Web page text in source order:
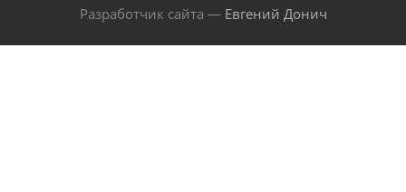
Разработчик сайта — Евгений Донич